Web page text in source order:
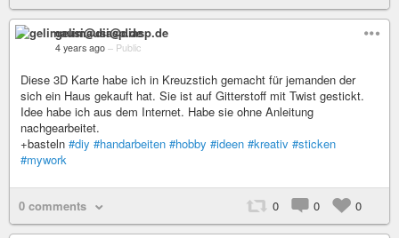
gelimausi@diasp.de
4 years ago – Public
Diese 3D Karte habe ich in Kreuzstich gemacht für jemanden der
sich ein Haus gekauft hat. Sie ist auf Gitterstoff mit Twist gestickt.
Idee habe ich aus dem Internet. Habe sie ohne Anleitung
nachgearbeitet.
+basteln #diy #handarbeiten #hobby #ideen #kreativ #sticken
#mywork
0 comments 0 0 0